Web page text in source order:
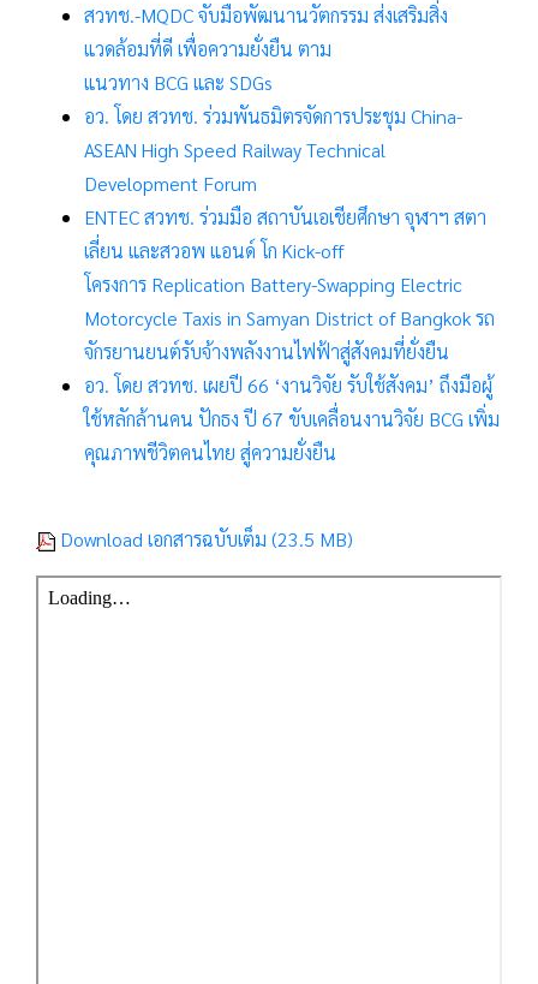
สวทช.-MQDCจับมือพัฒนานวัตกรรม ส่งเสริมสิ่ง
แวดล้อมที่ดี เพื่อความยั่งยืน ตาม
แนวทาง BCG และ SDGs
อว. โดย สวทช. ร่วมพันธมิตรจัดการประชุม China-
ASEAN High Speed Railway Technical
Development Forum
ENTEC สวทช. ร่วมมือ สถาบันเอเชียศึกษา จุฬาฯ สตา
เลี่ยน และสวอพ แอนด์ โก Kick-off
โครงการ Replication Battery-Swapping Electric
Motorcycle Taxis in Samyan District of Bangkok รถ
จักรยานยนต์รับจ้างพลังงานไฟฟ้าสู่สังคมที่ยั่งยืน
อว. โดย สวทช. เผยปี 66 ‘งานวิจัย รับใช้สังคม’ ถึงมือผู้
ใช้หลักล้านคน ปักธง ปี 67 ขับเคลื่อนงานวิจัย BCG เพิ่ม
คุณภาพชีวิตคนไทย สู่ความยั่งยืน
Download เอกสารฉบับเต็ม (23.5 MB)